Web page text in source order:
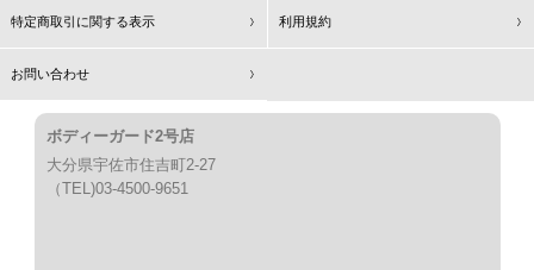
特定商取引に関する表示 利用規約
お問い合わせ
ボディーガード2号店
大分県宇佐市住吉町2-27
（TEL)03-4500-9651